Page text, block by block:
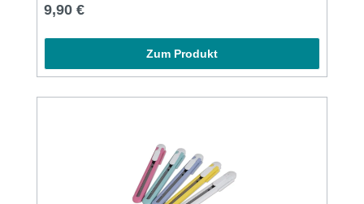
abgewinkelten Klinge.Cuttermesser mit
Taschenclip und Klingen - Abbrechvorrichtung
ausgerüstet.Für Links- und Rechtshänder
geeignet.
Regulärer Preis:
9,90 €
Zum Produkt